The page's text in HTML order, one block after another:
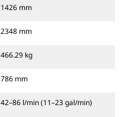
1426 mm
2348 mm
466.29 kg
786 mm
42–86 l/min (11–23 gal/min)